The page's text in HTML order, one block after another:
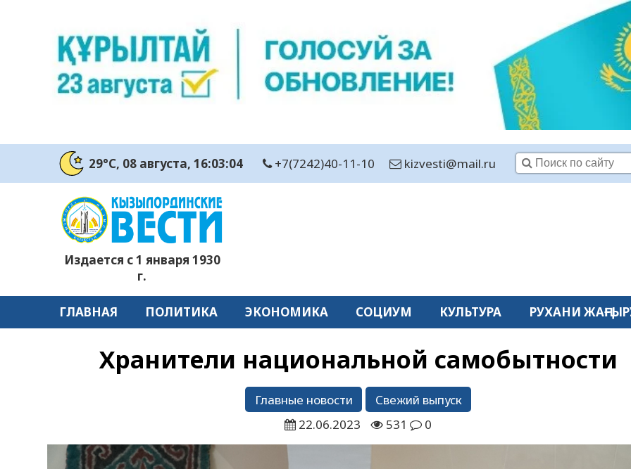
29°C, 08 августа, 16:03:05 +7(7242)40-11-10 kizvesti@mail.ru
Издается с 1 января 1930
г.
ГЛАВНАЯ ПОЛИТИКА ЭКОНОМИКА СОЦИУМ КУЛЬТУРА РУХАНИ
Хранители национальной самобытности
Главные новости
Свежий выпуск
22.06.2023
531 0